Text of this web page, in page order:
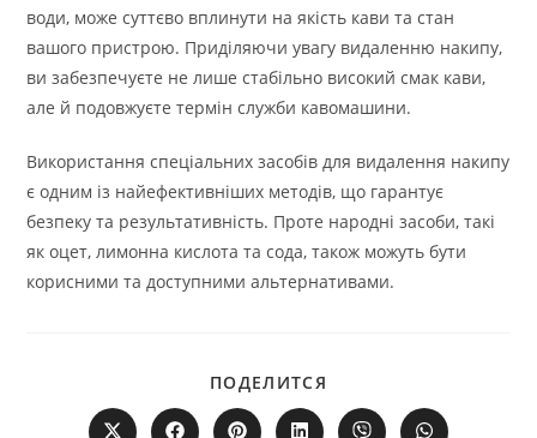
води, може суттєво вплинути на якість кави та стан
вашого пристрою. Приділяючи увагу видаленню накипу,
ви забезпечуєте не лише стабільно високий смак кави,
але й подовжуєте термін служби кавомашини.
Використання спеціальних засобів для видалення накипу
є одним із найефективніших методів, що гарантує
безпеку та результативність. Проте народні засоби, такі
як оцет, лимонна кислота та сода, також можуть бути
корисними та доступними альтернативами.
ПОДЕЛИТСЯ
ЦИМ